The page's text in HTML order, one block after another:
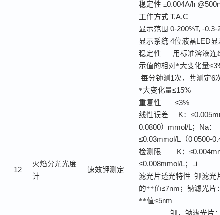
稳定性 ±0.004A/h
工作方式 T,A,C
显示范围 0-200%T, -0.3-
显示系统 4位液晶 LED显
12
火焰分光光度
计
速效钾测定
稳定性
用标准溶液连
示值的相对*大变化量
每分钟测 1次，共测定6
*大变化量≤15%
重复性
≤3%
线性误差 K：
0.0800） mmol/L； Na：
≤0.03mmol/L（0.0500-
检测限 K：
≤0.008mmol/L；
Li
滤光片透光特性 钾滤光
的**值≤7nm；钠滤光片
**值≤5nm
钾，钠滤光片